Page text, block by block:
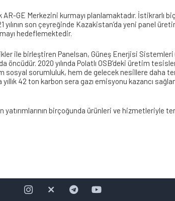
GE Merkezini kurmayı planlamaktadır. İstikrarlı
son çeyreğinde Kazakistan’da yeni panel
hedeflemektedir.
ile birleştiren Panelsan, Güneş Enerjisi Sistemleri
2020 yılında Polatlı OSB’deki üretim
sosyal sorumluluk, hem de gelecek nesillere daha
42 ton karbon sera gazı emisyonu kazancı
yatırımlarının birçoğunda ürünleri ve hizmetleriyle